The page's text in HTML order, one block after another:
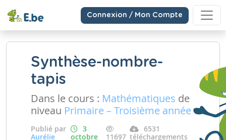
Connexion / Mon Compte
Synthèse-nombre-
tapis
Dans le cours : Mathématiques de
niveau Primaire – Troisième année
Publié par
Aurélie
3
octobre
11697
6531
téléchargements